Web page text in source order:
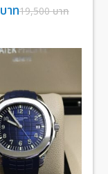
19,500บาท
บาท